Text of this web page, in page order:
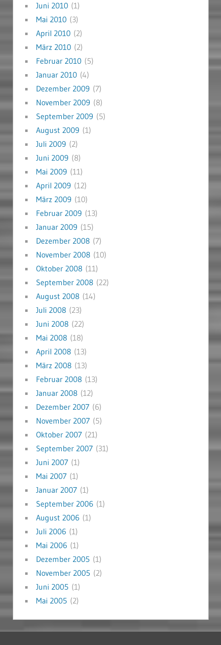
Juni 2010(1)
Mai 2010(3)
April 2010(2)
März 2010(2)
Februar 2010(5)
Januar 2010(4)
Dezember 2009 (7)
November 2009 (8)
September 2009 (5)
August 2009 (1)
Juli 2009 (2)
Juni 2009 (8)
Mai 2009 (11)
April 2009 (12)
März 2009 (10)
Februar 2009 (13)
Januar 2009 (15)
Dezember 2008(7)
November 2008(10)
Oktober 2008(11)
September 2008(22)
August 2008(14)
Juli 2008(23)
Juni 2008(22)
Mai 2008(18)
April 2008(13)
März 2008(13)
Februar 2008(13)
Januar 2008(12)
Dezember 2007(6)
November 2007(5)
Oktober 2007(21)
September 2007(31)
Juni 2007(1)
Mai 2007(1)
Januar 2007(1)
September 2006(1)
August 2006(1)
Juli 2006(1)
Mai 2006(1)
Dezember 2005 (1)
November 2005 (2)
Juni 2005 (1)
Mai 2005 (2)